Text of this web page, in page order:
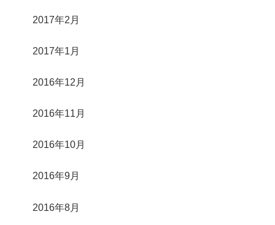
2017年2月
2017年1月
2016年12月
2016年11月
2016年10月
2016年9月
2016年8月